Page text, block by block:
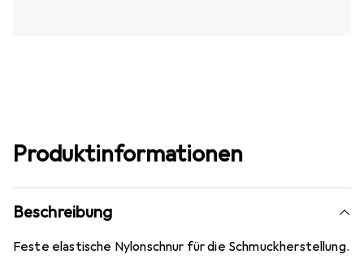
Produktinformationen
Beschreibung
Feste elastische Nylonschnur für die Schmuckherstellung.